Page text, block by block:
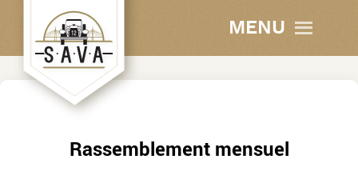
MENU
Rassemblement mensuel